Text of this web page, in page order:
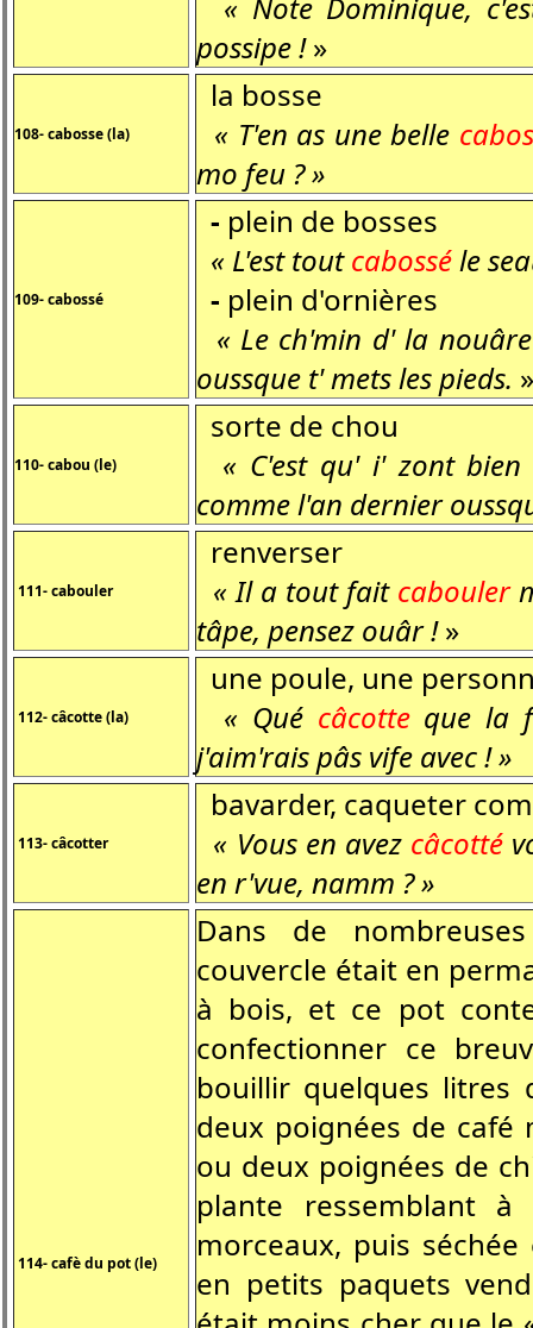
possipe !»
108- cabosse (la)
la bosse
« T'en as une belle
mo feu ? »
109- cabossé
- plein de bosses
« L'est toutcabossé le
- plein d'ornières
« Le ch'min d' la
oussque t' mets les pieds. »
110- cabou (le)
sorte de chou
« C'est qu' i' zont
comme l'an dernier
111- cabouler
renverser
« Il a tout fait cabouler
tâpe, pensez ouâr !»
112- câcotte (la)
une poule, une
« Qué câcotteque la
j'aim'rais pâs vife avec ! »
113- câcotter
bavarder, caqueter
« Vous en avez câcotté
en r'vue, namm ? »
114- cafè du pot (le)
Dans de
couvercle était en
à bois, et ce pot
confectionner ce
bouillir quelques litres
deux poignées de café
ou deux poignées de
plante ressemblant
morceaux, puis
en petits paquets